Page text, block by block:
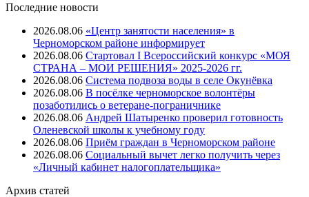
Последние новости
2026.08.06 «Центр занятости населения» в
Черноморском районе информирует
2026.08.06 Стартовал I Всероссийский конкурс «МОЯ
СТРАНА – МОИ РЕШЕНИЯ» 2025-2026 гг.
2026.08.06 Система подвоза воды в селе Окунёвка
2026.08.06 В посёлке черноморское волонтёры
позаботились о ветеране-пограничнике
2026.08.06 Андрей Шатыренко проверил готовность
Оленевской школы к учебному году
2026.08.06 Приём граждан в Черноморском районе
2026.08.06 Социальный вычет легко получить через
«Личный кабинет налогоплательщика»
Архив статей